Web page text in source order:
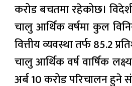
करोड बचतमा रहेकोछ।
चालु आर्थिक वर्षमा कुल
वित्तीय व्यवस्था तर्फ 85.2
चालु आर्थिक वर्ष वार्षिक
अर्ब 10 करोड परिचालन हुने